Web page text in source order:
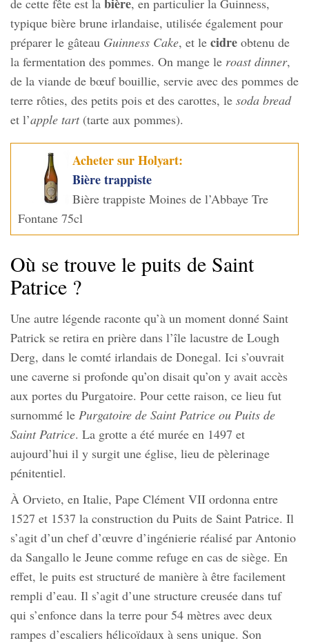
typique bière brune irlandaise, utilisée également pour
préparer le gâteau Guinness Cake, et le cidre obtenu de
la fermentation des pommes. On mange le roast dinner,
de la viande de bœuf bouillie, servie avec des pommes de
terre rôties, des petits pois et des carottes, le soda bread
et l’apple tart(tarte aux pommes).
Acheter sur Holyart:
Bière trappiste
Bière trappiste Moines de l’Abbaye Tre
Fontane 75cl
Où se trouve le puits de Saint
Patrice ?
Une autre légende raconte qu’à un moment donné Saint
Patrick se retira en prière dans l’île lacustre de Lough
Derg, dans le comté irlandais de Donegal. Ici s’ouvrait
une caverne si profonde qu’on disait qu’on y avait accès
aux portes du Purgatoire. Pour cette raison, ce lieu fut
surnommé le Purgatoire de Saint Patrice ou Puits de
Saint Patrice. La grotte a été murée en 1497 et
aujourd’hui il y surgit une église, lieu de pèlerinage
pénitentiel.
À Orvieto, en Italie, Pape Clément VII ordonna entre
1527 et 1537 la construction du Puits de Saint Patrice. Il
s’agit d’un chef d’œuvre d’ingénierie réalisé par Antonio
da Sangallo le Jeune comme refuge en cas de siège. En
effet, le puits est structuré de manière à être facilement
rempli d’eau. Il s’agit d’une structure creusée dans tuf
qui s’enfonce dans la terre pour 54 mètres avec deux
rampes d’escaliers hélicoïdaux à sens unique. Son